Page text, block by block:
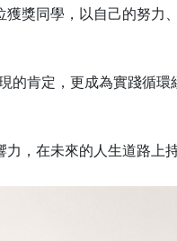
獎同學，以自己的努力
的肯定，更成為實踐循環
，在未來的人生道路上